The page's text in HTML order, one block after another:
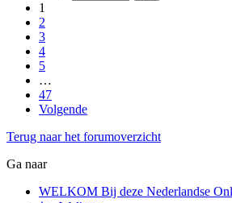
1
2
3
4
5
…
47
Volgende
Terug naar het forumoverzicht
Ga naar
WELKOM Bij deze Nederlandse